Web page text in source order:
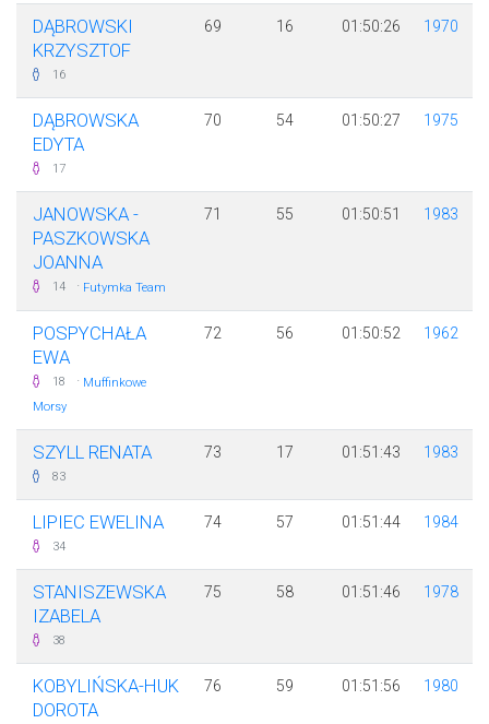
DĄBROWSKI
KRZYSZTOF
16
69 16 01:50:26 1970
DĄBROWSKA
EDYTA
17
70 54 01:50:27 1975
JANOWSKA -
PASZKOWSKA
JOANNA
14 · Futymka Team
71 55 01:50:51 1983
POSPYCHAŁA
EWA
18 · Muffinkowe
Morsy
72 56 01:50:52 1962
SZYLL RENATA
83
73 17 01:51:43 1983
LIPIEC EWELINA
34
74 57 01:51:44 1984
STANISZEWSKA
IZABELA
38
75 58 01:51:46 1978
KOBYLIŃSKA-HUK
DOROTA
76 59 01:51:56 1980